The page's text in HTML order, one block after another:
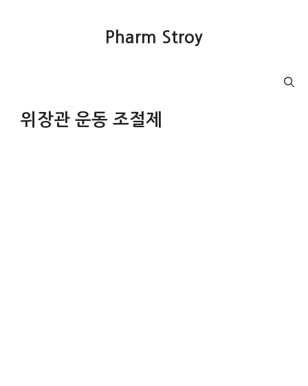
Pharm Stroy
위장관 운동 조절제